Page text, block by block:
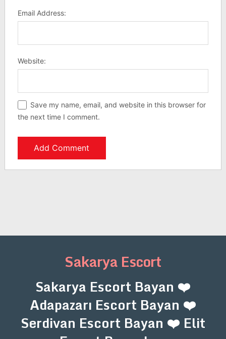
Email Address:
Website:
Save my name, email, and website in this browser for
the next time I comment.
Sakarya Escort
Sakarya Escort Bayan ❤️
Adapazarı Escort Bayan ❤️
Serdivan Escort Bayan ❤️ Elit